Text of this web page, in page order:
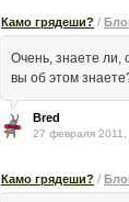
Камо грядеши? /
Очень, знаете ли,
вы об этом
Bred
27 февраля 2011,
Камо грядеши? /